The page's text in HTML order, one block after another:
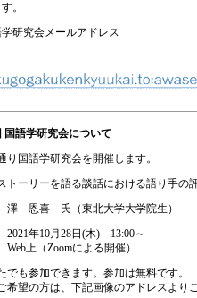
。
研究会メールアドレス
国語学研究会について
り 国語学研究会を開催します。
ーリーを語る談話における語り手の
恩喜 氏（東北大学大学院生）
2021年10月 28日 (木) 13:00～
Web上（Zoomによる開催）
でも参加できます。参加は無料です。
希望の方は、下記画像のアドレスより